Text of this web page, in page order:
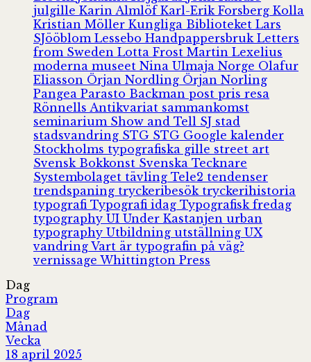
julgille Karin Almlöf Karl-Erik Forsberg Kolla
Kristian Möller Kungliga Biblioteket Lars
SJööblom Lessebo Handpappersbruk Letters
from Sweden Lotta Frost Martin Lexelius
moderna museet Nina Ulmaja Norge Olafur
Eliasson Örjan Nordling Örjan Norling
Pangea Parasto Backman post pris resa
Rönnells Antikvariat sammankomst
seminarium Show and Tell SJ stad
stadsvandring STG STG Google kalender
Stockholms typografiska gille street art
Svensk Bokkonst Svenska Tecknare
Systembolaget tävling Tele2 tendenser
trendspaning tryckeribesök tryckerihistoria
typografi Typografi idag Typografisk fredag
typography UI Under Kastanjen urban
typography Utbildning utställning UX
vandring Vart är typografin på väg?
vernissage Whittington Press
Dag
Program
Dag
Månad
Vecka
18 april 2025